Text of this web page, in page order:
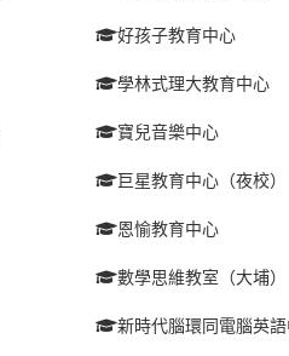
好孩子教育中心
學林式理大教育中心
寶兒音樂中心
巨星教育中心（夜校）
恩愉教育中心
數學思維教室（大埔）
新時代腦環同電腦英